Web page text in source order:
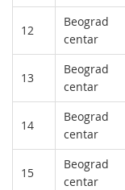
12
Beograd
centar
13
Beograd
centar
14
Beograd
centar
15
Beograd
centar